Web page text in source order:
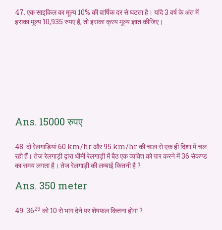
47. एक साइकिल का मूल्य 10% की वार्षिक दर से घटता है। यदि 3 वर्ष के अंत में
इसका मूल्य 10,935 रुपए है, तो इसका क्रय मूल्य ज्ञात कीजिए।
Ans. 15000 रुपए
48. दो रेलगाड़ियां 60 km/hr और 95 km/hr की चाल से एक ही दिशा में चल
रही हैं। तेज रेलगाड़ी द्वारा धीमी रेलगाड़ी में बैठ एक व्यक्ति को पार करने में 36 सेकण्ड
का समय लगता है। तेज रेलगाड़ी की लम्बाई कितनी है ?
Ans. 350 meter
49. 3629 को 10 से भाग देने पर शेषफल कितना होगा ?